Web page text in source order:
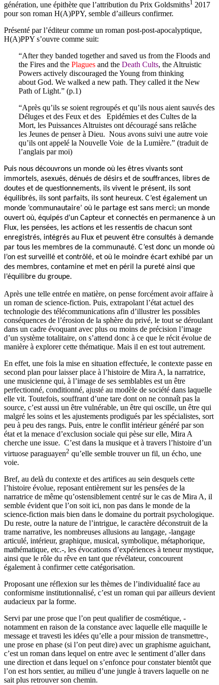
génération, une épithète que l’attribution du Prix Goldsmiths1 2017
pour son roman H(A)PPY, semble d’ailleurs confirmer.
Présenté par l’éditeur comme un roman post-post-apocalyptique,
H(A)PPY s’ouvre comme suit:
“After they banded together and saved us from the Floods and
the Fires and the Plagues and the Death Cults, the Altruistic
Powers actively discouraged the Young from thinking
about God. We walked a new path. They called it the New
Path of Light.” (p.1)
“Après qu’ils se soient regroupés et qu’ils nous aient sauvés des
Déluges et des Feux et des Epidémies et des Cultes de la
Mort, les Puissances Altruistes ont découragé sans relâche
les Jeunes de penser à Dieu. Nous avons suivi une autre voie
qu’ils ont appelé la Nouvelle Voie de la Lumière.” (traduit de
l’anglais par moi)
Puis nous découvrons un monde où les êtres vivants sont
immortels, asexués, dénués de désirs et de souffrances, libres de
doutes et de questionnements, ils vivent le présent, ils sont
équilibrés, ils sont parfaits, ils sont heureux. C’est également un
monde ‘communautaire’ où le partage est sans merci; un monde
ouvert où, équipés d’un Capteur et connectés en permanence à un
Flux, les pensées, les actions et les ressentis de chacun sont
enregistrés, intégrés au Flux et peuvent être consultés à demande
par tous les membres de la communauté. C’est donc un monde où
l’on est surveillé et contrôlé, et où le moindre écart exhibé par un
des membres, contamine et met en péril la pureté ainsi que
l’équilibre du groupe.
Après une telle entrée en matière, on pense forcément avoir affaire à
un roman de science-fiction. Puis, extrapolant l’état actuel des
technologie des télécommunications afin d’illustrer les possibles
conséquences de l’érosion de la sphère du privé, le tout se déroulant
dans un cadre évoquant avec plus ou moins de précision l’image
d’un système totalitaire, on s’attend donc à ce que le récit évolue de
manière à explorer cette thématique. Mais il en est tout autrement.
En effet, une fois la mise en situation effectuée, le contexte passe en
second plan pour laisser place à l’histoire de Mira A, la narratrice,
une musicienne qui, à l’image de ses semblables est un être
perfectionné, conditionné, ajusté au modèle de société dans laquelle
elle vit. Toutefois, souffrant d’une tare dont on ne connaît pas la
source, c’est aussi un être vulnérable, un être qui oscille, un être qui
malgré les soins et les ajustements prodigués par les spécialistes, sort
peu à peu des rangs. Puis, entre le conflit intérieur généré par son
état et la menace d’exclusion sociale qui pèse sur elle, Mira A
cherche une issue. C’est dans la musique et à travers l’histoire d’un
virtuose paraguayen2 qu’elle semble trouver un fil, un écho, une
voie.
Bref, au delà du contexte et des artifices au sein desquels cette
l’histoire évolue, reposant entièrement sur les pensées de la
narratrice de même qu’ostensiblement centré sur le cas de Mira A, il
semble évident que l’on soit ici, non pas dans le monde de la
science-fiction mais bien dans le domaine du portrait psychologique.
Du reste, outre la nature de l’intrigue, le caractère déconstruit de la
trame narrative, les nombreuses allusions au langage, -langage
articulé, intérieur, graphique, musical, symbolique, métaphorique,
mathématique, etc.-, les évocations d’expériences à teneur mystique,
ainsi que le rôle du rêve en tant que révélateur, concourent
également à confirmer cette catégorisation.
Proposant une réflexion sur les thèmes de l’individualité face au
conformisme institutionnalisé, c’est un roman qui par ailleurs devient
audacieux par la forme.
Servi par une prose que l’on peut qualifier de cosmétique, -
notamment en raison de la constance avec laquelle elle maquille le
message et travesti les idées qu’elle a pour mission de transmettre-,
une prose en phase (si l’on peut dire) avec un graphisme aguichant,
c’est un roman dans lequel on entre avec le sentiment d’aller dans
une direction et dans lequel on s’enfonce pour constater bientôt que
l’on est hors sentier, au milieu d’une jungle à travers laquelle on ne
sait plus retrouver son chemin.